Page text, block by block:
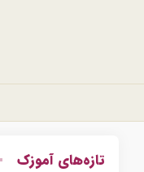
تازه‌های آموزک